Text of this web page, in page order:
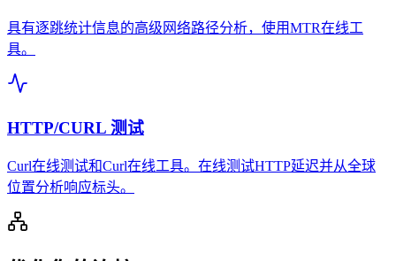
具有逐跳统计信息的高级网络路径分析，使用MTR在线工
具。
HTTP/CURL 测试
Curl在线测试和Curl在线工具。在线测试HTTP延迟并从全球
位置分析响应标头。